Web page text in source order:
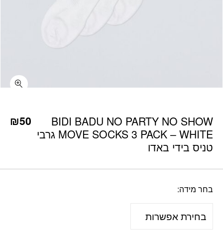
BIDI BADU NO PARTY NO SHOW
MOVE SOCKS 3 PACK – WHITE גרבי
טניס בידי באדו
₪50
בחר מידה